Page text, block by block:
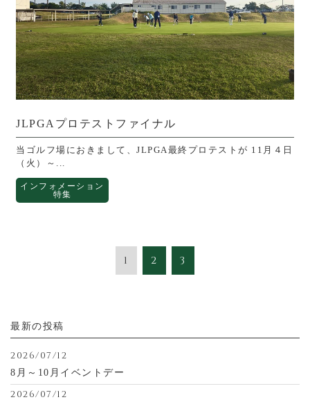
JLPGAプロテストファイナル
当ゴルフ場におきまして、JLPGA最終プロテストが 11月４日
（火）～...
インフォメーション
特集
1 2 3
最新の投稿
2026/07/12
8月～10月イベントデー
2026/07/12